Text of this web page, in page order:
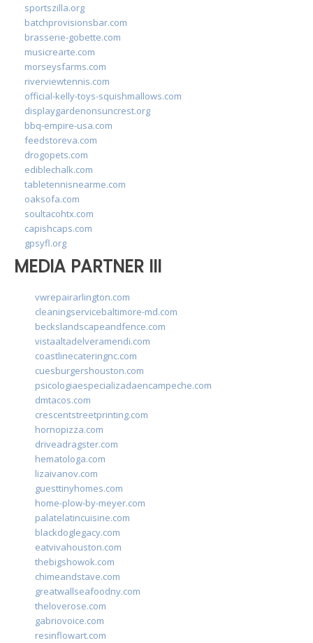
sportszilla.org
batchprovisionsbar.com
brasserie-gobette.com
musicrearte.com
morseysfarms.com
riverviewtennis.com
official-kelly-toys-squishmallows.com
displaygardenonsuncrest.org
bbq-empire-usa.com
feedstoreva.com
drogopets.com
ediblechalk.com
tabletennisnearme.com
oaksofa.com
soultacohtx.com
capishcaps.com
gpsyfl.org
MEDIA PARTNER III
vwrepairarlington.com
cleaningservicebaltimore-md.com
beckslandscapeandfence.com
vistaaltadelveramendi.com
coastlinecateringnc.com
cuesburgershouston.com
psicologiaespecializadaencampeche.com
dmtacos.com
crescentstreetprinting.com
hornopizza.com
driveadragster.com
hematologa.com
lizaivanov.com
guesttinyhomes.com
home-plow-by-meyer.com
palatelatincuisine.com
blackdoglegacy.com
eatvivahouston.com
thebigshowok.com
chimeandstave.com
greatwallseafoodny.com
theloverose.com
gabriovoice.com
resinflowart.com